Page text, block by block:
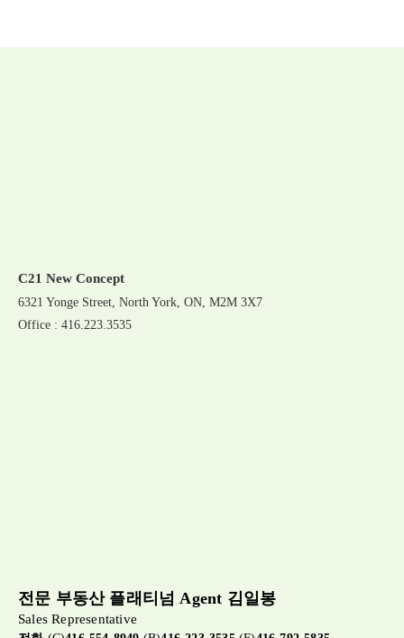
C21 New Concept
6321 Yonge Street, North York, ON, M2M 3X7
Office : 416.223.3535
전문 부동산 플래티넘 Agent 김일봉
Sales Representative